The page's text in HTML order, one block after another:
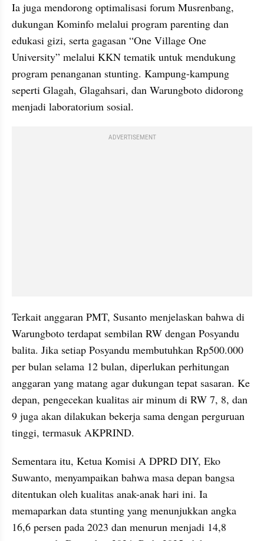
Ia juga mendorong optimalisasi forum Musrenbang,
dukungan Kominfo melalui program parenting dan
edukasi gizi, serta gagasan “One Village One
University” melalui KKN tematik untuk mendukung
program penanganan stunting. Kampung-kampung
seperti Glagah, Glagahsari, dan Warungboto didorong
menjadi laboratorium sosial.
ADVERTISEMENT
Terkait anggaran PMT, Susanto menjelaskan bahwa di
Warungboto terdapat sembilan RW dengan Posyandu
balita. Jika setiap Posyandu membutuhkan Rp500.000
per bulan selama 12 bulan, diperlukan perhitungan
anggaran yang matang agar dukungan tepat sasaran. Ke
depan, pengecekan kualitas air minum di RW 7, 8, dan
9 juga akan dilakukan bekerja sama dengan perguruan
tinggi, termasuk AKPRIND.
Sementara itu, Ketua Komisi A DPRD DIY, Eko
Suwanto, menyampaikan bahwa masa depan bangsa
ditentukan oleh kualitas anak-anak hari ini. Ia
memaparkan data stunting yang menunjukkan angka
16,6 persen pada 2023 dan menurun menjadi 14,8